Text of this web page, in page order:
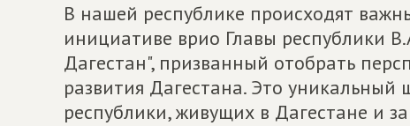
В нашей республике происходят
инициативе врио Главы республики
Дагестан", призванный отобрать
развития Дагестана. Это
республики, живущих в Дагестане и